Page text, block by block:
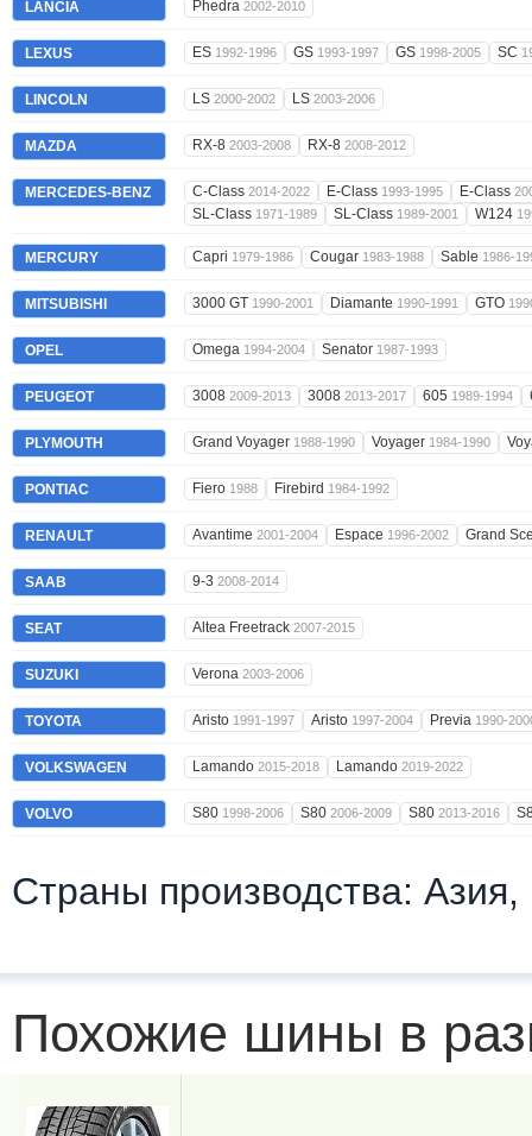
LANCIA Phedra 2002-2010
LEXUS ES 1992-1996 GS 1993-1997 GS 1998-2005 SC
LINCOLN LS 2000-2002 LS 2003-2006
MAZDA RX-8 2003-2008 RX-8 2008-2012
MERCEDES-BENZ C-Class 2014-2022 E-Class 1993-1995 E-Class
SL-Class 1971-1989 SL-Class 1989-2001 W124
MERCURY Capri 1979-1986 Cougar 1983-1988 Sable 1986-
MITSUBISHI 3000 GT 1990-2001 Diamante 1990-1991 GTO
OPEL Omega 1994-2004 Senator 1987-1993
PEUGEOT 3008 2009-2013 3008 2013-2017 605 1989-1994
PLYMOUTH Grand Voyager 1988-1990 Voyager 1984-1990
PONTIAC Fiero 1988 Firebird 1984-1992
RENAULT Avantime 2001-2004 Espace 1996-2002 Grand
SAAB 9-3 2008-2014
SEAT Altea Freetrack 2007-2015
SUZUKI Verona 2003-2006
TOYOTA Aristo 1991-1997 Aristo 1997-2004 Previa 1990-
VOLKSWAGEN Lamando 2015-2018 Lamando 2019-2022
VOLVO S80 1998-2006 S80 2006-2009 S80 2013-2016
Страны производства: Азия,
Похожие шины в